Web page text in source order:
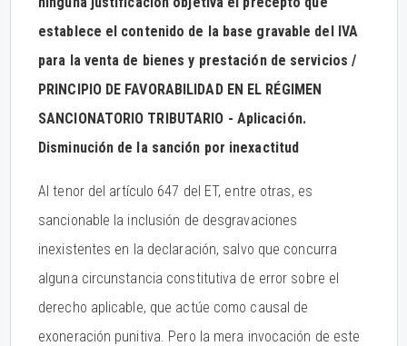
establece el contenido de la base gravable del IVA
para la venta de bienes y prestación de servicios /
PRINCIPIO DE FAVORABILIDAD EN EL RÉGIMEN
SANCIONATORIO TRIBUTARIO - Aplicación.
Disminución de la sanción por inexactitud
Al tenor del artículo 647 del ET, entre otras, es
sancionable la inclusión de desgravaciones
inexistentes en la declaración, salvo que concurra
alguna circunstancia constitutiva de error sobre el
derecho aplicable, que actúe como causal de
exoneración punitiva. Pero la mera invocación de este